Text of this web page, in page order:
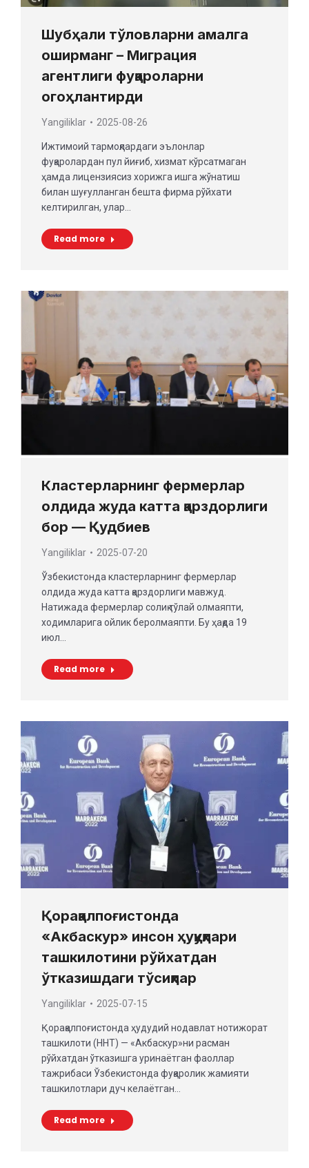
Шубҳали тўловларни амалга
оширманг – Миграция
агентлиги фуқароларни
огоҳлантирди
Yangiliklar 2025-08-26
Ижтимоий тармоқлардаги эълонлар
фуқаролардан пул йиғиб, хизмат кўрсатмаган
ҳамда лицензиясиз хорижга ишга жўнатиш
билан шуғулланган бешта фирма рўйхати
келтирилган, улар…
Read more
Кластерларнинг фермерлар
олдида жуда катта қарздорлиги
бор — Қудбиев
Yangiliklar 2025-07-20
Ўзбекистонда кластерларнинг фермерлар
олдида жуда катта қарздорлиги мавжуд.
Натижада фермерлар солиқ тўлай олмаяпти,
ходимларига ойлик беролмаяпти. Бу ҳақда 19
июл…
Read more
Қорақалпоғистонда
«Акбаскур» инсон ҳуқуқлари
ташкилотини рўйхатдан
ўтказишдаги тўсиқлар
Yangiliklar 2025-07-15
Қорақалпоғистонда ҳудудий нодавлат нотижорат
ташкилоти (ННТ) — «Акбаскур»ни расман
рўйхатдан ўтказишга уринаётган фаоллар
тажрибаси Ўзбекистонда фуқаролик жамияти
ташкилотлари дуч келаётган…
Read more